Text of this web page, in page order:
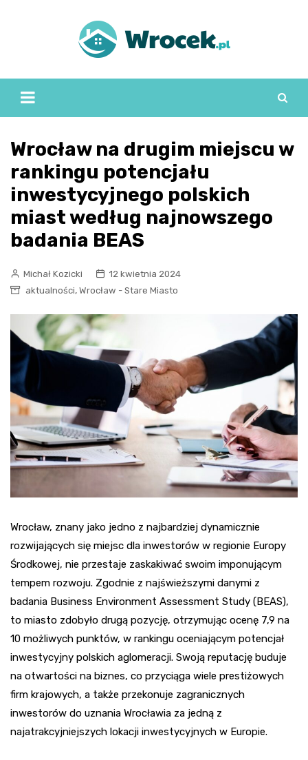
Wrocław na drugim miejscu w
rankingu potencjału
inwestycyjnego polskich
miast według najnowszego
badania BEAS
Michał Kozicki
12 kwietnia 2024
aktualności, Wrocław - Stare Miasto
Wrocław, znany jako jedno z najbardziej dynamicznie
rozwijających się miejsc dla inwestorów w regionie Europy
Środkowej, nie przestaje zaskakiwać swoim imponującym
tempem rozwoju. Zgodnie z najświeższymi danymi z
badania Business Environment Assessment Study (BEAS),
to miasto zdobyło drugą pozycję, otrzymując ocenę 7,9 na
10 możliwych punktów, w rankingu oceniającym potencjał
inwestycyjny polskich aglomeracji. Swoją reputację buduje
na otwartości na biznes, co przyciąga wiele prestiżowych
firm krajowych, a także przekonuje zagranicznych
inwestorów do uznania Wrocławia za jedną z
najatrakcyjniejszych lokacji inwestycyjnych w Europie.